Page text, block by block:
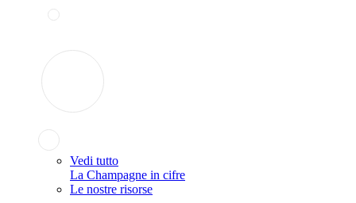
Vedi tutto
La Champagne in cifre
Le nostre risorse